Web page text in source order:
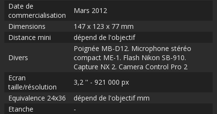
Date de
commercialisation
Mars 2012
Dimensions
147 x 123 x 77 mm
Distance mini
dépend de l'objectif
Divers
Poignée MB-D12. Microphone stéréo
compact ME-1. Flash Nikon SB-910.
Capture NX 2. Camera Control Pro 2
Ecran
taille/résolution
3,2 '' - 921 000 px
Equivalence 24x36
dépend de l'objectif mm
Etanche
-